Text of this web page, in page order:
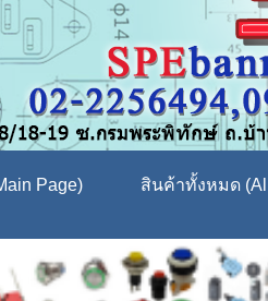
Page) สินค้าทั้งหมด